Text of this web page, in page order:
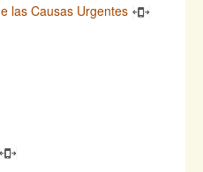
las Causas Urgentes